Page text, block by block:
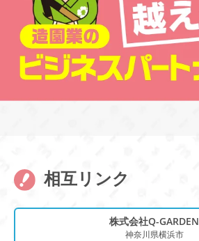
相互リンク
株式会社Q-GARDEN
神奈川県横浜市